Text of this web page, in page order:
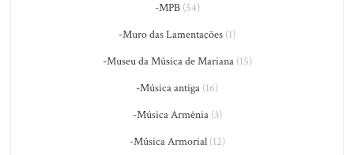
-MPB(54)
-Muro das Lamentações (1)
-Museu da Música de Mariana(15)
-Música antiga (16)
-Música Armênia(3)
-Música Armorial(12)